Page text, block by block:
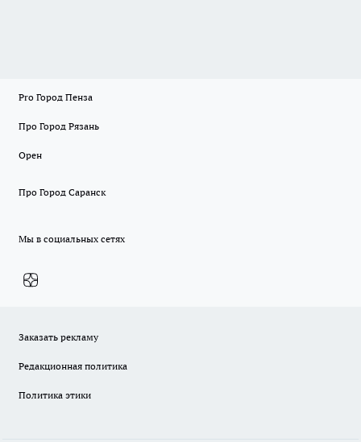
Pro Город Пенза
Про Город Рязань
Орен
Про Город Саранск
Мы в социальных сетях
Заказать рекламу
Редакционная политика
Политика этики